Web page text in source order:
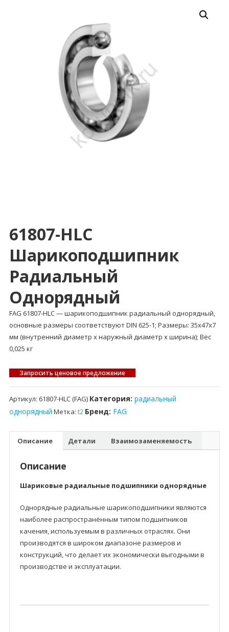
61807-HLC
Шарикоподшипник
Радиальный
Однорядный
FAG 61807-HLC — шарикоподшипник радиальный однорядный,
основные размеры соответствуют DIN 625-1; Размеры: 35x47x7
мм (внутренний диаметр x наружный диаметр x ширина); Вес
0,025 кг
Запросить ценовое предложение
Артикул: 61807-HLC (FAG) Категория: радиальный
однорядный Метка: t2 Бренд: FAG
Описание Детали Взаимозаменяемость
Описание
Шариковые радиальные подшипники однорядные
Однорядные радиальные шарикоподшипники являются
наиболее распространённым типом подшипников
качения, используемым в различных отраслях. Они
производятся в широком диапазоне размеров и
конструкций, что делает их экономически выгодными в
производстве и эксплуатации.